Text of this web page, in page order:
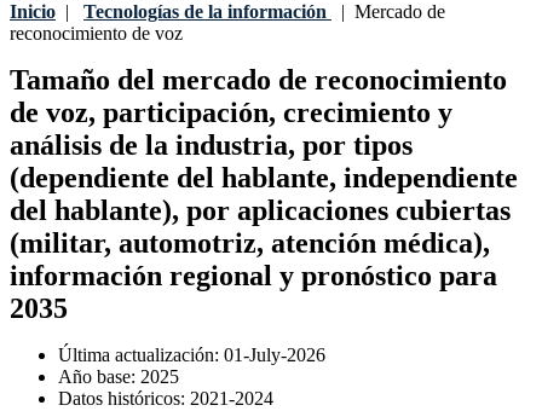
Inicio | Tecnologías de la información | Mercado de
reconocimiento de voz
Tamaño del mercado de reconocimiento
de voz, participación, crecimiento y
análisis de la industria, por tipos
(dependiente del hablante, independiente
del hablante), por aplicaciones cubiertas
(militar, automotriz, atención médica),
información regional y pronóstico para
2035
Última actualización: 01-July-2026
Año base: 2025
Datos históricos: 2021-2024